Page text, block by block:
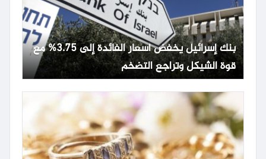
بنك إسرائيل يخفض أسعار الفائدة إلى 3.75% مع
قوة الشيكل وتراجع التضخم